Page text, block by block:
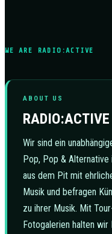
WE ARE RADIO:ACTIVE
ABOUT US
Wir sind ein
Pop, Pop & Alternative
aus dem Pit mit
Musik und befragen
zu ihrer Musik. Mit
Fotogalerien halten